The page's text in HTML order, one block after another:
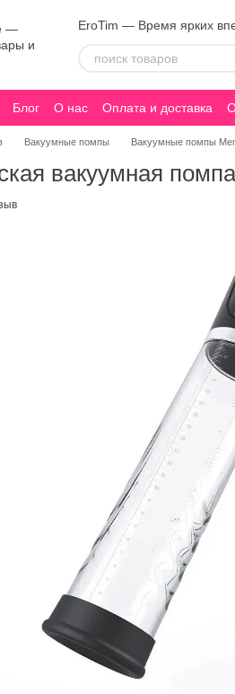
EroTim — Время ярких
Блог О нас Оплата и доставка
Конфиденциальность
Вакуумные помпы Вакуумные помпы
вакуумная